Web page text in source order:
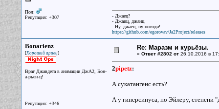
Пол:
Репутация: +307
- Джаец?
- Джаиц, джаиц.
- Ну, джаец, ну погоди!
https://github.com/egorovav/Ja2Project/releases
Bonarienz
[Хороший ариец]
Враг Джавдета в анимации ДжА2, Бон-
а-рьен-ц!
Репутация: +346
Re: Маразм и курьёзы.
« Ответ #2802 от26.10.2016 в
2pipetz:
А сукатангенс есть?
А у гиперсинуса, по Эйлеру, степени